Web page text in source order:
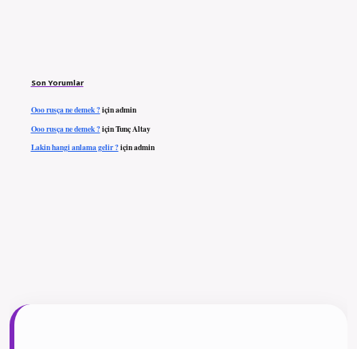
Son Yorumlar
Ooo rusça ne demek ?içinadmin
Ooo rusça ne demek ?içinTunç Altay
Lakin hangi anlama gelir ?içinadmin